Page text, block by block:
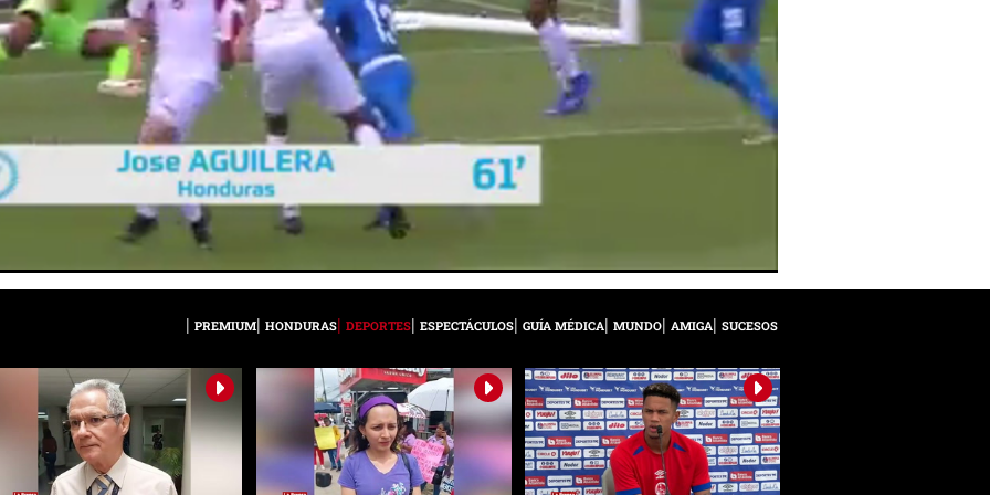
PREMIUM HONDURAS DEPORTES ESPECTÁCULOS GUÍA MÉDICA MUNDO AMIGA SUCESOS